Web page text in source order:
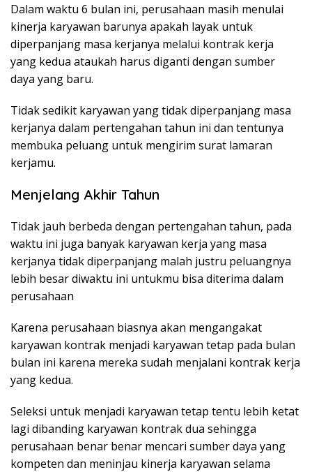
Dalam waktu 6 bulan ini, perusahaan masih menulai
kinerja karyawan barunya apakah layak untuk
diperpanjang masa kerjanya melalui kontrak kerja
yang kedua ataukah harus diganti dengan sumber
daya yang baru.
Tidak sedikit karyawan yang tidak diperpanjang masa
kerjanya dalam pertengahan tahun ini dan tentunya
membuka peluang untuk mengirim surat lamaran
kerjamu.
Menjelang Akhir Tahun
Tidak jauh berbeda dengan pertengahan tahun, pada
waktu ini juga banyak karyawan kerja yang masa
kerjanya tidak diperpanjang malah justru peluangnya
lebih besar diwaktu ini untukmu bisa diterima dalam
perusahaan
Karena perusahaan biasnya akan mengangakat
karyawan kontrak menjadi karyawan tetap pada bulan
bulan ini karena mereka sudah menjalani kontrak kerja
yang kedua.
Seleksi untuk menjadi karyawan tetap tentu lebih ketat
lagi dibanding karyawan kontrak dua sehingga
perusahaan benar benar mencari sumber daya yang
kompeten dan meninjau kinerja karyawan selama